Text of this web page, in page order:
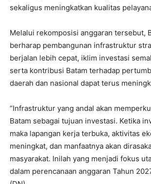
sekaligus meningkatkan kualitas
Melalui rekomposisi anggaran tersebut,
berharap pembangunan infrastruktur
berjalan lebih cepat, iklim investasi
serta kontribusi Batam terhadap
daerah dan nasional dapat terus
“Infrastruktur yang andal akan
Batam sebagai tujuan investasi. Ketika
maka lapangan kerja terbuka, aktivitas
meningkat, dan manfaatnya akan
masyarakat. Inilah yang menjadi fokus
dalam perencanaan anggaran Tahun